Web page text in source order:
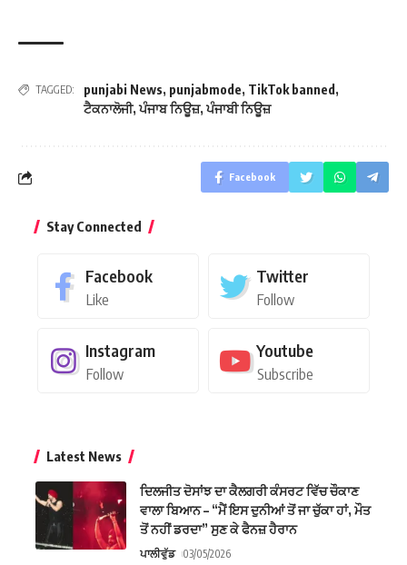
TAGGED: punjabi News, punjabmode, TikTok banned ,
ਟੈਕਨਾਲੋਜੀ,ਪੰਜਾਬ ਨਿਊਜ਼,ਪੰਜਾਬੀ ਨਿਊਜ਼
Facebook
Stay Connected
Facebook
Like
Twitter
Follow
Instagram
Follow
Youtube
Subscribe
Latest News
ਦਿਲਜੀਤ ਦੋਸਾਂਝ ਦਾ ਕੈਲਗਰੀ ਕੰਸਰਟ ਵਿੱਚ ਚੌਕਾਣ
ਵਾਲਾ ਬਿਆਨ – “ਮੈਂ ਇਸ ਦੁਨੀਆਂ ਤੋਂ ਜਾ ਚੁੱਕਾ ਹਾਂ, ਮੌਤ
ਤੋਂ ਨਹੀਂ ਡਰਦਾ” ਸੁਣ ਕੇ ਫੈਨਜ਼ ਹੈਰਾਨ
ਪਾਲੀਵੁੱਡ 03/05/2026